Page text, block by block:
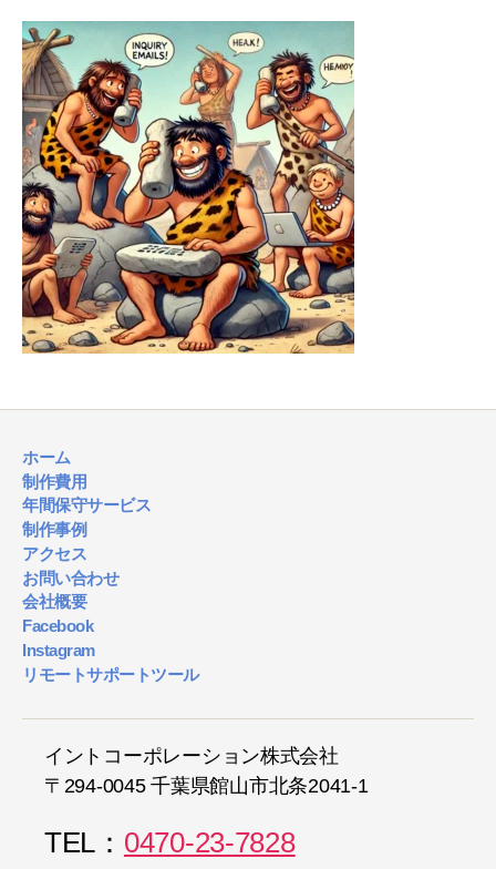
ホーム
制作費用
年間保守サービス
制作事例
アクセス
お問い合わせ
会社概要
Facebook
Instagram
リモートサポートツール
イントコーポレーション株式会社
〒294-0045 千葉県館山市北条2041-1
TEL： 0470-23-7828